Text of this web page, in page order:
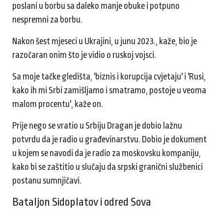
poslani u borbu sa daleko manje obuke i potpuno
nespremni za borbu.
Nakon šest mjeseci u Ukrajini, u junu 2023., kaže, bio je
razočaran onim što je vidio o ruskoj vojsci.
Sa moje tačke gledišta, 'biznis i korupcija cvjetaju' i 'Rusi,
kako ih mi Srbi zamišljamo i smatramo, postoje u veoma
malom procentu', kaže on.
Prije nego se vratio u Srbiju Dragan je dobio lažnu
potvrdu da je radio u građevinarstvu. Dobio je dokument
u kojem se navodi da je radio za moskovsku kompaniju,
kako bi se zaštitio u slučaju da srpski granični službenici
postanu sumnjičavi.
Bataljon Sidoplatov i odred Sova